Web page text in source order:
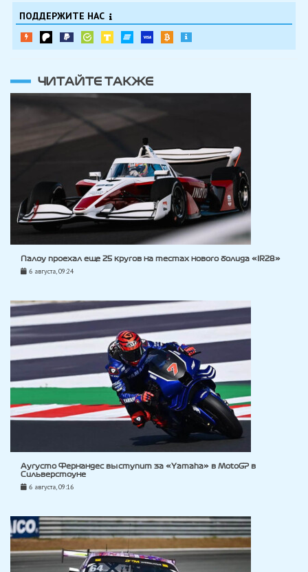
ПОДДЕРЖИТЕ НАС
ЧИТАЙТЕ ТАКЖЕ
Палоу проехал еще 25 кругов на тестах нового болида «IR28»
6 августа, 09:24
Аугусто Фернандес выступит за «Yamaha» в MotoGP в
Сильверстоуне
6 августа, 09:16